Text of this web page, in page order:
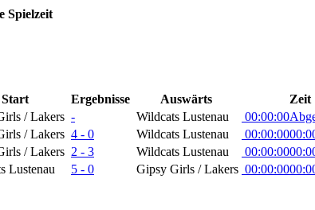
Spielzeit
Start Ergebnisse Auswärts
Zeit
/ Lakers - Wildcats Lustenau 00:00:00
/ Lakers 4 - 0 Wildcats Lustenau 00:00:00
/ Lakers 2 - 3 Wildcats Lustenau 00:00:00
Lustenau 5 - 0 Gipsy Girls / Lakers 00:00:00